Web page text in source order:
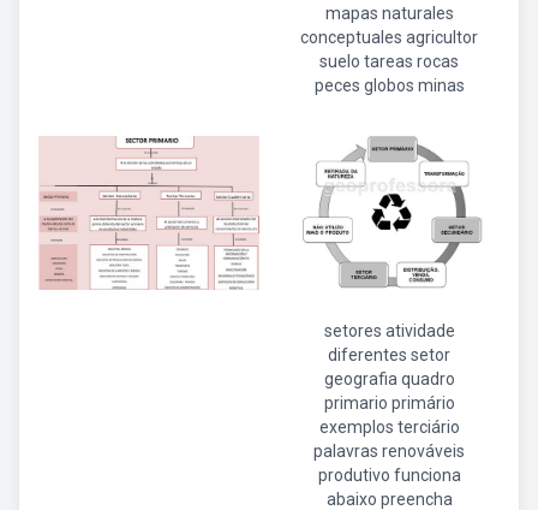
mapas naturales
conceptuales agricultor
suelo tareas rocas
peces globos minas
setores atividade
diferentes setor
geografia quadro
primario primário
exemplos terciário
palavras renováveis
produtivo funciona
abaixo preencha